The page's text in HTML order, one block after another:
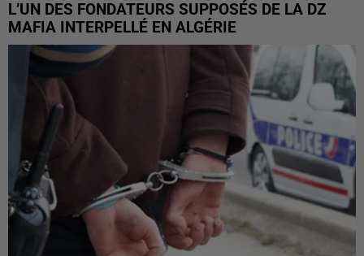
L’UN DES FONDATEURS SUPPOSÉS DE LA DZ
MAFIA INTERPELLÉ EN ALGÉRIE